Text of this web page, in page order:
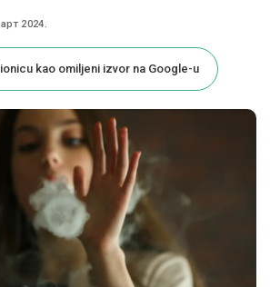
2024.
kao omiljeni izvor na Google-u